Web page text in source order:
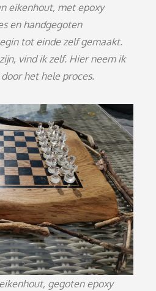
eikenhout, met epoxy
en handgegoten
tot einde zelf gemaakt.
vind ik zelf. Hier neem ik
het hele proces.
gegoten epoxy